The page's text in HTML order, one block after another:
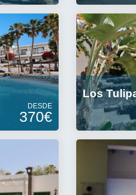
DESDE
370€
Los